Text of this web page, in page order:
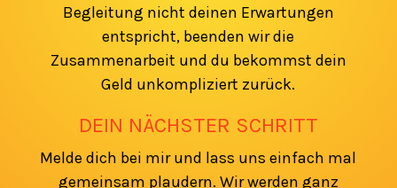
Begleitung nicht deinen Erwartungen
entspricht, beenden wir die
Zusammenarbeit und du bekommst dein
Geld unkompliziert zurück.
DEIN NÄCHSTER SCHRITT
Melde dich bei mir und lass uns einfach mal
gemeinsam plaudern. Wir werden ganz